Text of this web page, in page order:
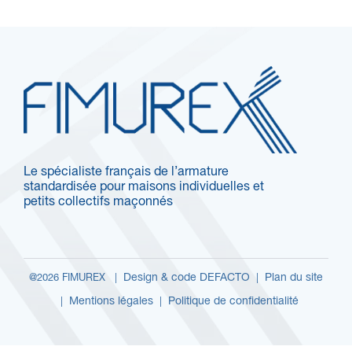
Le spécialiste français de l’armature
standardisée pour maisons individuelles et
petits collectifs maçonnés
@2026 FIMUREX | Design & code DEFACTO Plan du site
Mentions légales| Politique de confidentialité